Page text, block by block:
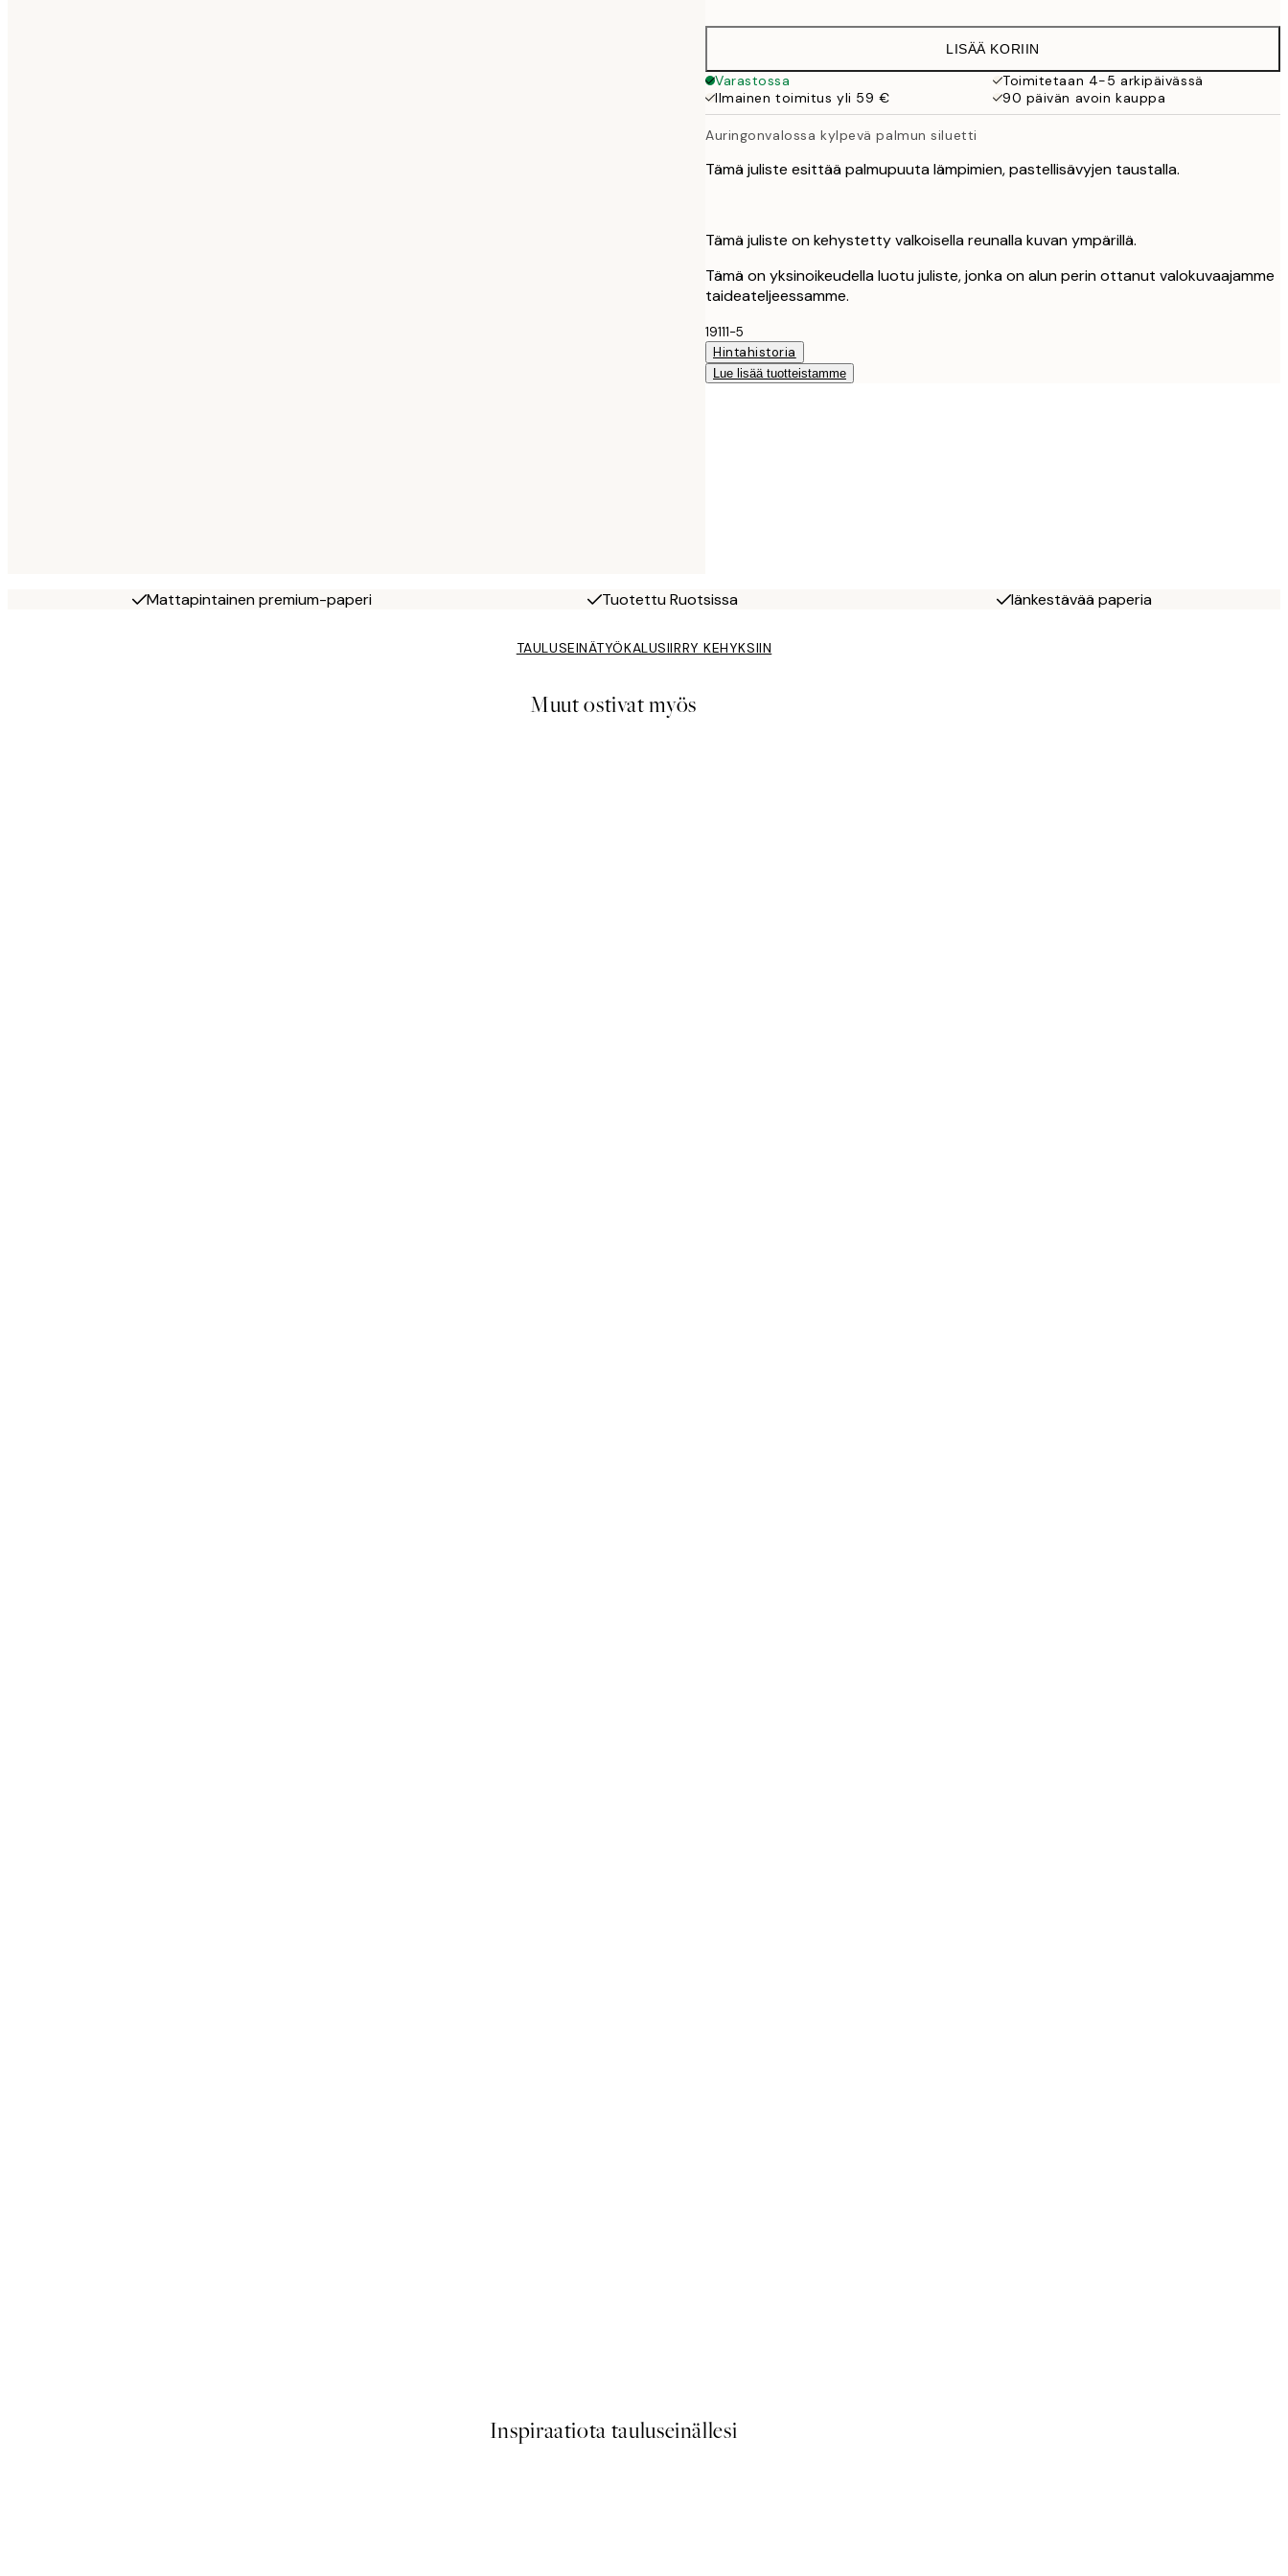
LISÄÄ KORIIN
Varastossa
Toimitetaan 4-5 arkipäivässä
Ilmainen toimitus yli 59 €
90 päivän avoin kauppa
Auringonvalossa kylpevä palmun siluetti
Tämä juliste esittää palmupuuta lämpimien, pastellisävyjen taustalla.
Tämä juliste on kehystetty valkoisella reunalla kuvan ympärillä.
Tämä on yksinoikeudella luotu juliste, jonka on alun perin ottanut valokuvaajamme
taideateljeessamme.
19111-5
Hintahistoria
Lue lisää tuotteistamme
Mattapintainen premium-paperi Tuotettu Ruotsissa Iänkestävää paperia
TAULUSEINÄTYÖKALUSIIRRY KEHYKSIIN
Muut ostivat myös
Inspiraatiota tauluseinällesi